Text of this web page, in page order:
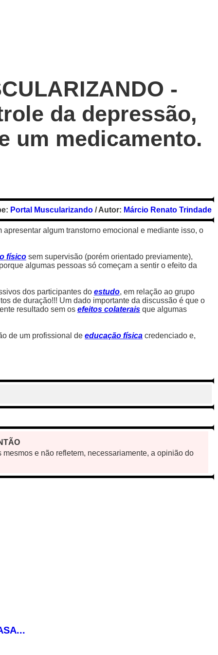
-
da depressão,
um medicamento.
Portal Muscularizando / Autor: Márcio Renato Trindade
algum transtorno emocional e mediante isso, o
físico sem supervisão (porém orientado previamente),
algumas pessoas só começam a sentir o efeito da
dos participantes do estudo, em relação ao grupo
de duração!!! Um dado importante da discussão é que o
resultado sem os efeitos colaterais que algumas
de um profissional de educação física credenciado e,
e não refletem, necessariamente, a opinião do